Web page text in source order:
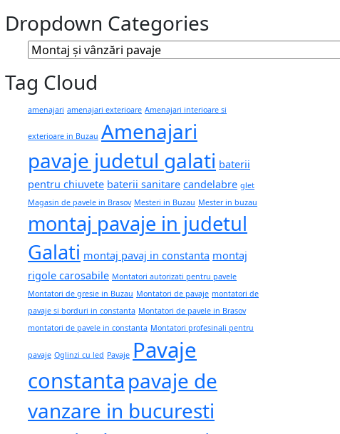
Dropdown Categories
Tag Cloud
amenajari amenajari exterioare Amenajari interioare si
exterioare in Buzau Amenajari
pavaje judetul galati baterii
pentru chiuvete baterii sanitare candelabre glet
Magasin de pavele in Brasov Mesteri in Buzau Mester in buzau
montaj pavaje in judetul
Galati montaj pavaj in constanta montaj
rigole carosabile Montatori autorizati pentru pavele
Montatori de gresie in Buzau Montatori de pavaje montatori de
pavaje si borduri in constanta Montatori de pavele in Brasov
montatori de pavele in constanta Montatori profesinali pentru
pavaje Oglinzi cu led Pavaje Pavaje
constanta pavaje de
vanzare in bucuresti